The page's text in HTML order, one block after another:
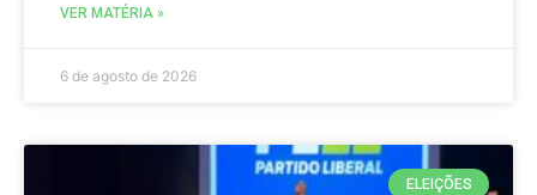
VER MATÉRIA »
6 de agosto de 2026
ELEIÇÕES